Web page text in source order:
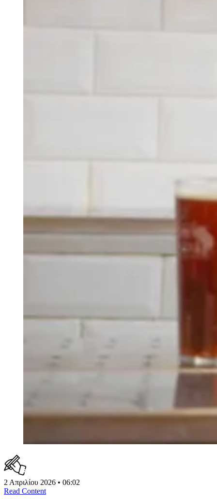
2 Απριλίου 2026 • 06:02
Read Content